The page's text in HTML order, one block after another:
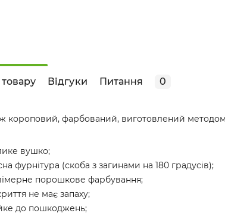
Відгуки Питання 0
короповий, фарбований, виготовлений методом
вушко;
фурнітура (скоба з загинами на 180 градусів);
порошкове фарбування;
не має запаху;
до пошкоджень;